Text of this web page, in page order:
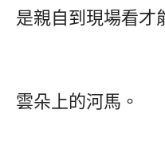
是親自到現場看才
雲朵上的河馬。